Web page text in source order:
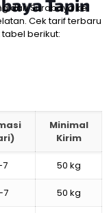
Tapin
dari Surabaya ke
Cek tarif terbaru
berikut:
Minimal
Kirim
50 kg
50 kg